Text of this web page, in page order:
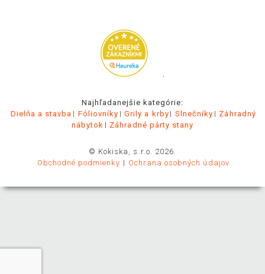
.
Najhľadanejšie kategórie:
Dielňa a stavba
Fóliovníky Grily a krby Slnečníky
Záhradný
nábytok
Záhradné párty stany
© Kokiska, s.r.o. 2026.
Obchodné podmienky
Ochrana osobných údajov